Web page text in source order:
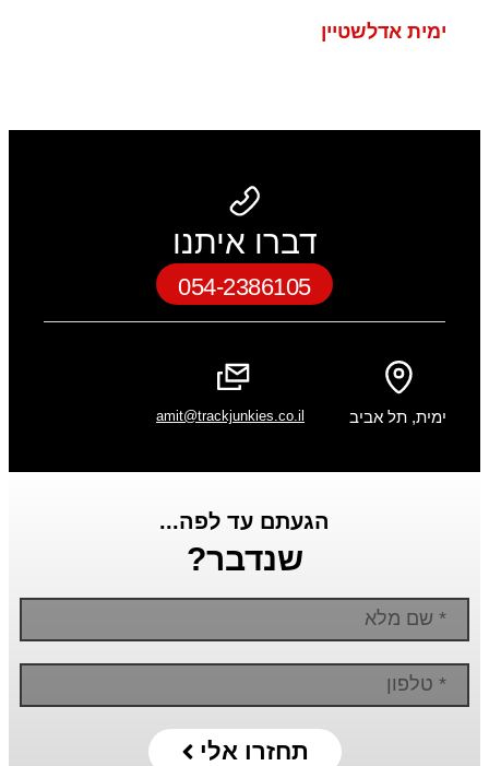
ימית אדלשטיין
דברו איתנו
054-2386105
ימית, תל אביב amit@trackjunkies.co.il
הגעתם עד לפה...
שנדבר?
תחזרו אלי